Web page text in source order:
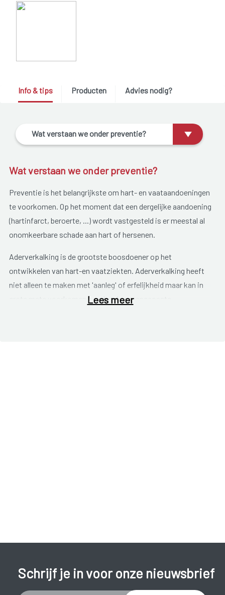
Info & tips Producten Advies nodig?
Wat verstaan we onder preventie?
Wat verstaan we onder preventie?
Preventie is het belangrijkste om hart- en vaataandoeningen
te voorkomen. Op het moment dat een dergelijke aandoening
(hartinfarct, beroerte, ...) wordt vastgesteld is er meestal al
onomkeerbare schade aan hart of hersenen.
Aderverkalking is de grootste boosdoener op het
ontwikkelen van hart-en vaatziekten. Aderverkalking heeft
niet alleen te maken met 'aanleg' of erfelijkheid maar kan in
grote mate voorkomen worden door aangepaste
Lees meer
Schrijf je in voor onze nieuwsbrief